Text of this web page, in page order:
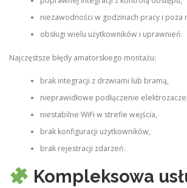
niezawodności w godzinach pracy i poza
obsługi wielu użytkowników i uprawnień.
Najczęstsze błędy amatorskiego montażu:
brak integracji z drzwiami lub bramą,
nieprawidłowe podłączenie
niestabilne WiFi w strefie wejścia,
brak konfiguracji użytkowników,
brak rejestracji zdarzeń.
Kompleksowa